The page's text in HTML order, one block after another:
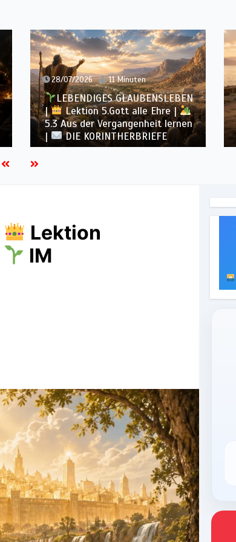
28/07/2026 11 Minuten
LEBENDIGES GLAUBENSLEBEN
|
Lektion 5.Gott alle Ehre |
5.3 Aus der Vergangenheit lernen
|
DIE KORINTHERBRIEFE
Lektion
IM